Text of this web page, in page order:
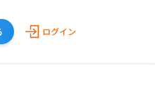
ログイン